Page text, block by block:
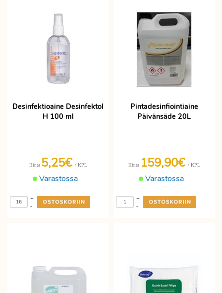
Desinfektioaine Desinfektol
H 100 ml
Varastossa
Hinta 5,25€ / KPL
-
+
Pintadesinfiointiaine
Päivänsäde 20L
Varastossa
Hinta 159,90€ / KPL
-
+